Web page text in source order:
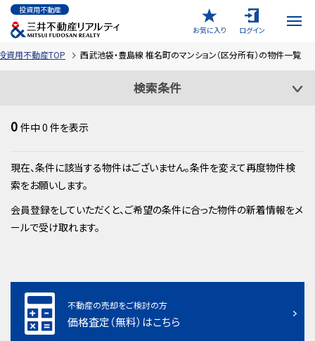
投資用不動産
お気に入り
ログイン
資用不動産TOP 西武池袋・豊島線 椎名町のマンション（区分所有）の物件一覧
検索条件
0 件中0 件を表示
現在、条件に該当する物件はございません。条件を変えて再度物件検
索をお願いします。
会員登録をしていただくと、ご希望の条件に合った物件の新着情報をメ
ールで受け取れます。
不動産の売却をご検討の方
価格査定（無料）はこちら